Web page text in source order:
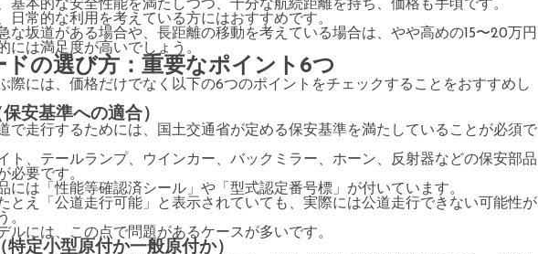
基本的な安全性能を満たしつつ、十分な航続距離を持ち、価格も手頃です。
日常的な利用を考えている方にはおすすめです。
な坂道がある場合や、長距離の移動を考えている場合は、やや高めの15〜20万円
には満足度が高いでしょう。
ドの選び方：重要なポイント6つ
際には、価格だけでなく以下の6つのポイントをチェックすることをおすすめし
安基準への適合）
で走行するためには、国土交通省が定める保安基準を満たしていることが必須で
ト、テールランプ、ウインカー、バックミラー、ホーン、反射器などの保安部品
必要です。
には「性能等確認済シール」や「型式認定番号標」が付いています。
とえ「公道走行可能」と表示されていても、実際には公道走行できない可能性が
。
ルには、この点で問題があるケースが多いです。
定小型原付か一般原付か）